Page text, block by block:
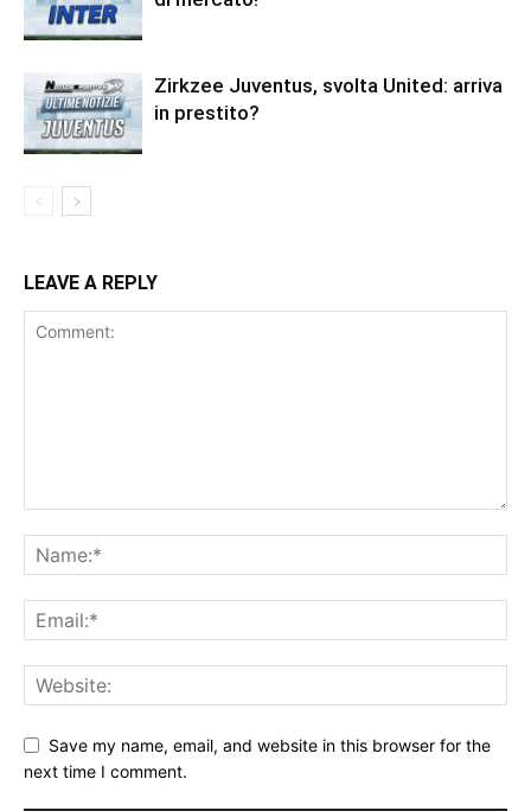
Zirkzee Juventus, svolta United: arriva
in prestito?
LEAVE A REPLY
Save my name, email, and website in this browser for the
next time I comment.